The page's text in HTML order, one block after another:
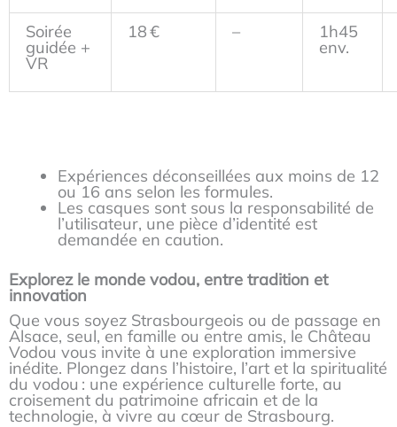
Soirée
guidée +
VR
18 € – 1h45
env.
Expériences déconseillées aux moins de 12
ou 16 ans selon les formules.
Les casques sont sous la responsabilité de
l’utilisateur, une pièce d’identité est
demandée en caution.
Explorez le monde vodou, entre tradition et
innovation
Que vous soyez Strasbourgeois ou de passage en
Alsace, seul, en famille ou entre amis, le Château
Vodou vous invite à une exploration immersive
inédite. Plongez dans l’histoire, l’art et la spiritualité
du vodou : une expérience culturelle forte, au
croisement du patrimoine africain et de la
technologie, à vivre au cœur de Strasbourg.